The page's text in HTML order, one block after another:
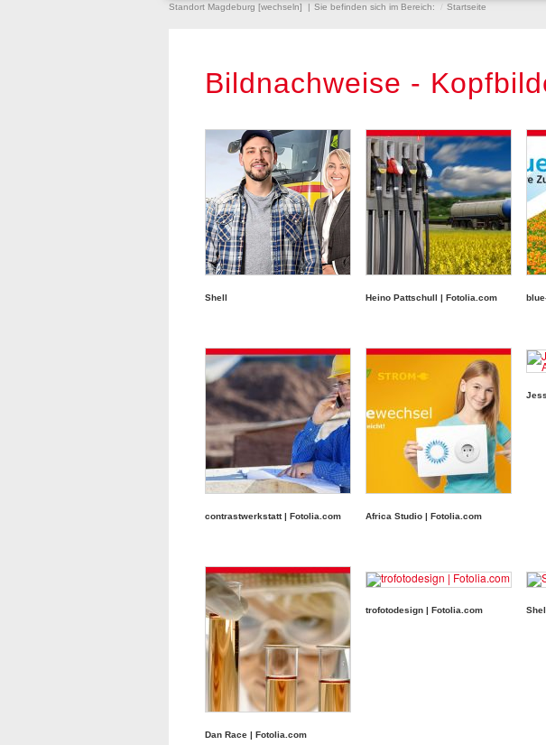
Standort Magdeburg [wechseln] Sie befinden sich im Bereich: Startseite
Bildnachweise -
Shell Heino Pattschull | Fotolia.com
contrastwerkstatt | Fotolia.com Africa Studio | Fotolia.com
Dan Race | Fotolia.com
trofotodesign | Fotolia.com